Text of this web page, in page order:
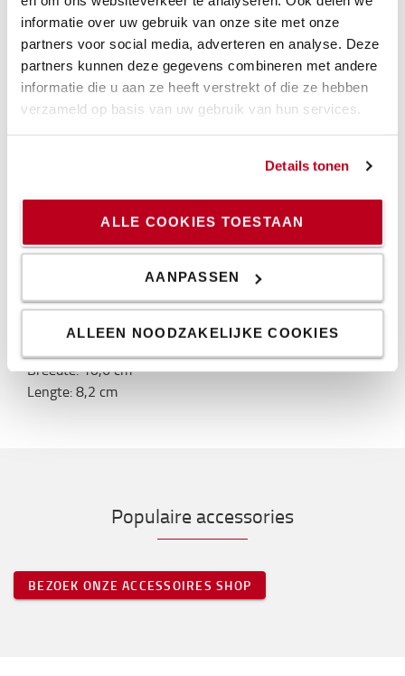
informatie over uw gebruik van onze site met onze
partners voor social media, adverteren en analyse. Deze
partners kunnen deze gegevens combineren met andere
informatie die u aan ze heeft verstrekt of die ze hebben
verzameld op basis van uw gebruik van hun services.
Details tonen
ALLE COOKIES TOESTAAN
AANPASSEN
ALLEEN NOODZAKELIJKE COOKIES
Theoretisch Lumen: 1800
Effectief lumen: 1450
Aantal LED's: 8
Lichtpatroon: symmetrisch
Kleurtemperatuur: 5700
Lensmateriaal: kunststof, glas
Behuizing: gegoten aluminium
Montagemogelijkheden: Hangend, staand
EMC getest
IP 69K (stofdicht, waterdicht)
Schokbestendig
Gewicht: 800g
Breedte:10,6cm
Lengte:8,2 cm
Populaire accessories
BEZOEK ONZE ACCESSOIRES SHOP